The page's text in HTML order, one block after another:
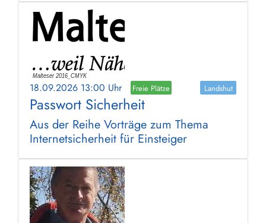
18.09.2026 13:00 Uhr Freie Plätze Landshut
Passwort Sicherheit
Aus der Reihe Vorträge zum Thema
Internetsicherheit für Einsteiger